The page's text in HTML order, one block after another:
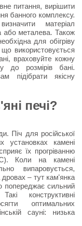
питання, вирішити
банного комплексу.
матеріал
або металева. Також
для обігріву
використовується
враховуйте кожну
до розмірів бані.
підібрати якісну
печі?
Піч для російської
установках камені
їх прогріванню
Коли на камені
випаровується,
дровах – тут кам'янка
попереджає сильний
конструктивні
оптимальних
сауні: низька